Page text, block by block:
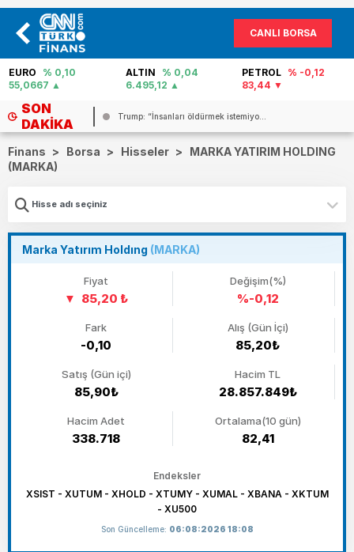
CANLI BORSA
ALTIN % 0,04
6.495,12
PETROL
83,44
FAİZ
% 40,02
0
SON
DAKIKA
SON DAKİKA HABERİ: Suriye’nin başke...
Finans > Borsa > Hisseler >
MARKA YATIRIM HOLDING
(MARKA)
Marka Yatırım Holdıng (MARKA)
Fiyat
85,20 ₺
Değişim(%)
%-0,12
Fark
-0,10
Alış (Gün İçi)
85,20₺
Satış (Gün içi)
85,90₺
Hacim TL
28.857.849₺
Hacim Adet
338.718
Ortalama(10 gün)
82,41
Endeksler
XSIST - XUTUM - XHOLD - XTUMY - XUMAL - XBANA - XKTUM
- XU500
Son Güncelleme: 06:08:2026 18:08